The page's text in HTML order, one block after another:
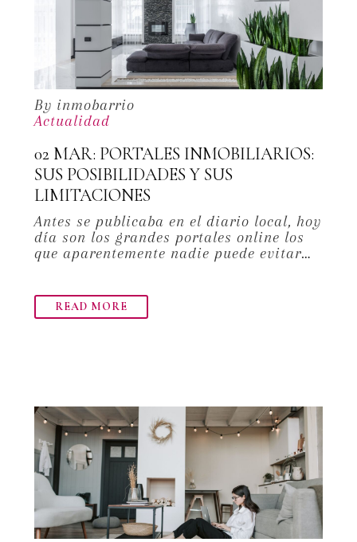
By inmobarrio
Actualidad
02 MAR: PORTALES INMOBILIARIOS:
SUS POSIBILIDADES Y SUS
LIMITACIONES
Antes se publicaba en el diario local, hoy
día son los grandes portales online los
que aparentemente nadie puede evitar…
READ MORE